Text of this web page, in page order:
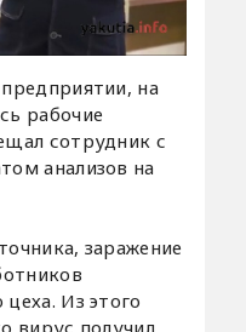
на
рабочие
сотрудник с
анализов на
заражение
Из этого
вирус получил